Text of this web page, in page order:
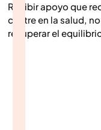
Recibir apoyo que
centre en la salud,
recuperar el